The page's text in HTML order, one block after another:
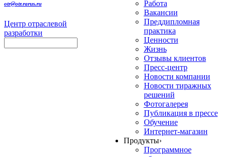
otr@otr.rarus.ru
Центр отраслевой
разработки
Работа
Вакансии
Преддипломная
практика
Ценности
Жизнь
Отзывы клиентов
Пресс-центр
Новости компании
Новости тиражных
решений
Фотогалерея
Публикация в прессе
Обучение
Интернет-магазин
Продукты›
Программное